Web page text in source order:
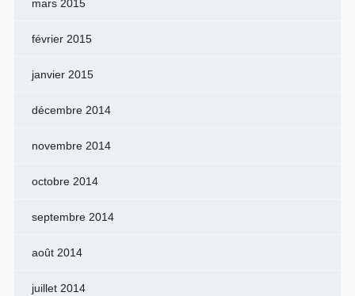
mars 2015
février 2015
janvier 2015
décembre 2014
novembre 2014
octobre 2014
septembre 2014
août 2014
juillet 2014